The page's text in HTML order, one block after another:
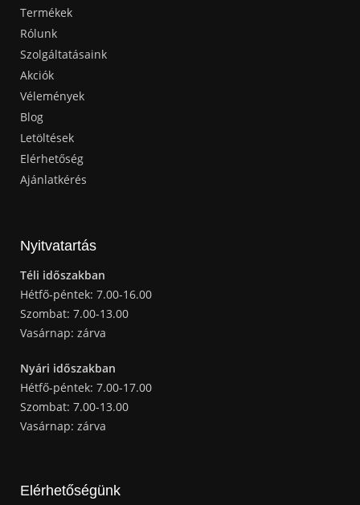
Termékek
Rólunk
Szolgáltatásaink
Akciók
Vélemények
Blog
Letöltések
Elérhetőség
Ajánlatkérés
Nyitvatartás
Téli időszakban
Hétfő-péntek: 7.00-16.00
Szombat: 7.00-13.00
Vasárnap: zárva
Nyári időszakban
Hétfő-péntek: 7.00-17.00
Szombat: 7.00-13.00
Vasárnap: zárva
Elérhetőségünk